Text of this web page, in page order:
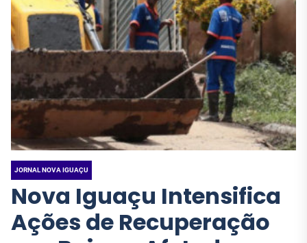
JORNAL NOVA IGUAÇU
Nova Iguaçu Intensifica
Ações de Recuperação